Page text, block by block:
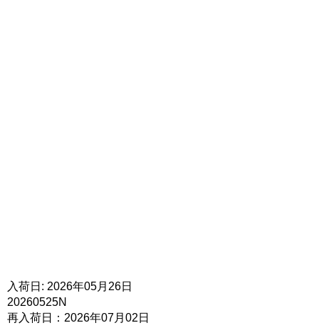
入荷日: 2026年05月26日
20260525N
再入荷日：2026年07月02日